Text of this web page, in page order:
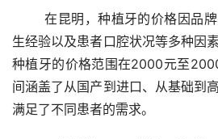
	在昆明，种植牙的价格因品牌、材料、医院级别、医
生经验以及患者口腔状况等多种因
种植牙的价格范围在2000元至
间涵盖了从国产到进口、从基础到
满足了不同患者的需求。